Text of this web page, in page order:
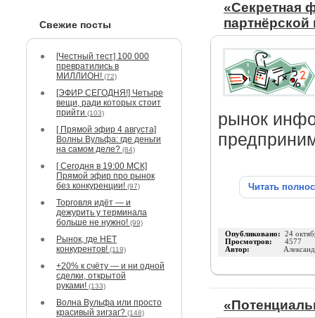
Свежие посты
[Честный тест] 100 000
превратились в
МИЛЛИОН! (72)
[ЭФИР СЕГОДНЯ!] Четыре
вещи, ради которых стоит
прийти (103)
[ Прямой эфир 4 августа]
Волны Вульфа: где деньги
на самом деле? (84)
[ Сегодня в 19:00 МСК]
Прямой эфир про рынок
без конкуренции! (97)
Торговля идёт — и
дежурить у терминала
больше не нужно! (99)
Рынок, где НЕТ
конкурентов! (119)
+20% к счёту — и ни одной
сделки, открытой
руками! (133)
Волна Вульфа или просто
красивый зигзаг? (148)
«Секретная
рынок
Читать
Опубликовано: 24
Просмотров: 4577
Автор: